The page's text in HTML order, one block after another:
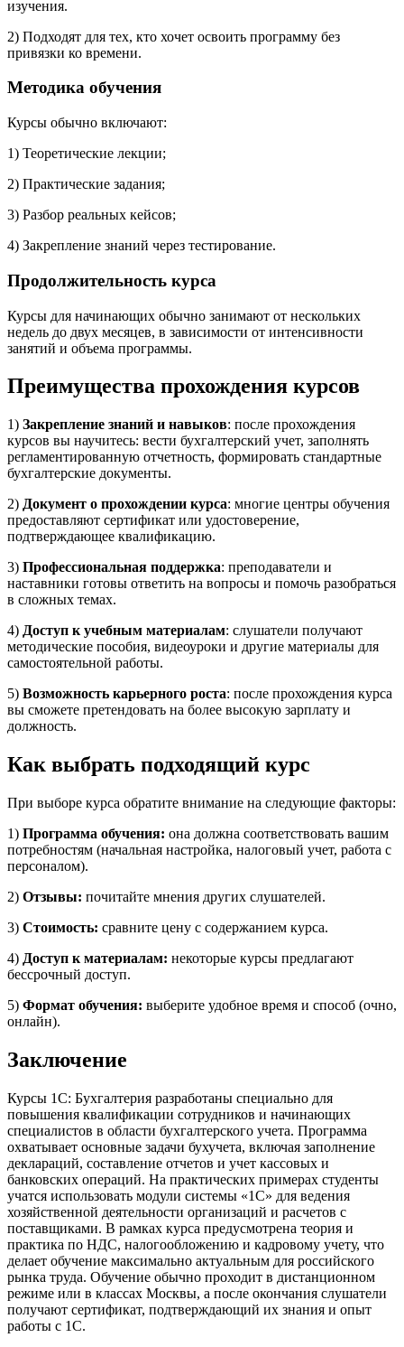
изучения.
2) Подходят для тех, кто хочет освоить программу без
привязки ко времени.
Методика обучения
Курсы обычно включают:
1) Теоретические лекции;
2) Практические задания;
3) Разбор реальных кейсов;
4) Закрепление знаний через тестирование.
Продолжительность курса
Курсы для начинающих обычно занимают от нескольких
недель до двух месяцев, в зависимости от интенсивности
занятий и объема программы.
Преимущества прохождения курсов
1) Закрепление знаний и навыков: после прохождения
курсов вы научитесь: вести бухгалтерский учет, заполнять
регламентированную отчетность, формировать стандартные
бухгалтерские документы.
2) Документ о прохождении курса: многие центры обучения
предоставляют сертификат или удостоверение,
подтверждающее квалификацию.
3) Профессиональная поддержка: преподаватели и
наставники готовы ответить на вопросы и помочь разобраться
в сложных темах.
4) Доступ к учебным материалам: слушатели получают
методические пособия, видеоуроки и другие материалы для
самостоятельной работы.
5) Возможность карьерного роста: после прохождения курса
вы сможете претендовать на более высокую зарплату и
должность.
Как выбрать подходящий курс
При выборе курса обратите внимание на следующие факторы:
1) Программа обучения: она должна соответствовать вашим
потребностям (начальная настройка, налоговый учет, работа с
персоналом).
2) Отзывы: почитайте мнения других слушателей.
3) Стоимость: сравните цену с содержанием курса.
4) Доступ к материалам: некоторые курсы предлагают
бессрочный доступ.
5) Формат обучения: выберите удобное время и способ (очно,
онлайн).
Заключение
Курсы 1С: Бухгалтерия разработаны специально для
повышения квалификации сотрудников и начинающих
специалистов в области бухгалтерского учета. Программа
охватывает основные задачи бухучета, включая заполнение
деклараций, составление отчетов и учет кассовых и
банковских операций. На практических примерах студенты
учатся использовать модули системы «1С» для ведения
хозяйственной деятельности организаций и расчетов с
поставщиками. В рамках курса предусмотрена теория и
практика по НДС, налогообложению и кадровому учету, что
делает обучение максимально актуальным для российского
рынка труда. Обучение обычно проходит в дистанционном
режиме или в классах Москвы, а после окончания слушатели
получают сертификат, подтверждающий их знания и опыт
работы с 1С.